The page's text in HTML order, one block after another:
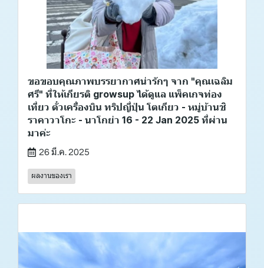
ขอขอบคุณภาพบรรยากาศน่ารักๆ จาก "คุณเฉลิม
ศรี" ที่ให้เกียรติ growsup ได้ดูแล แพ็คเกจท่อง
เที่ยว ตั๋วเครื่องบิน ทริปญี่ปุ่น โตเกียว - หมู่บ้านชิ
ราคาวาโกะ - นาโกย่า 16 - 22 Jan 2025 ที่ผ่าน
มาค่ะ
26 มี.ค. 2025
ผลงานของเรา